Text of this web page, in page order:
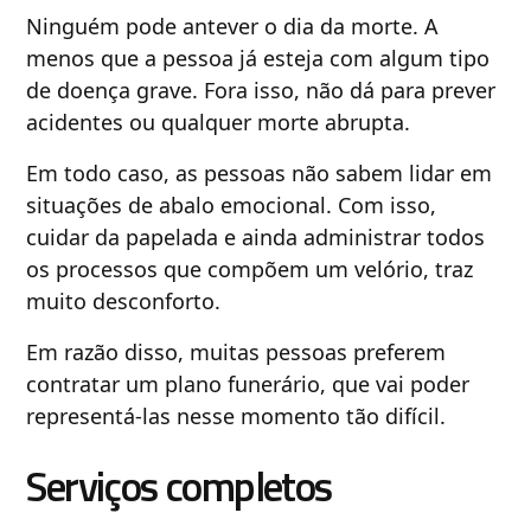
Ninguém pode antever o dia da morte. A
menos que a pessoa já esteja com algum tipo
de doença grave. Fora isso, não dá para prever
acidentes ou qualquer morte abrupta.
Em todo caso, as pessoas não sabem lidar em
situações de abalo emocional. Com isso,
cuidar da papelada e ainda administrar todos
os processos que compõem um velório, traz
muito desconforto.
Em razão disso, muitas pessoas preferem
contratar um plano funerário, que vai poder
representá-las nesse momento tão difícil.
Serviços completos